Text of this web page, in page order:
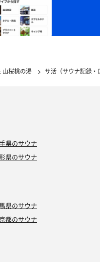
山桜桃の湯 サ活（サウナ記録・
県のサウナ
県のサウナ
県のサウナ
都のサウナ